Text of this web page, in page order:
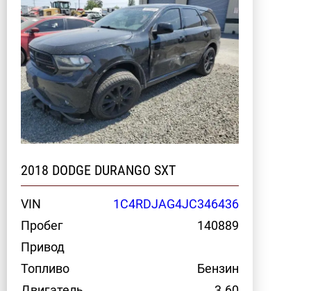
2018 DODGE DURANGO SXT
VIN
1C4RDJAG4JC346436
Пробег
140889
Привод
Топливо
Бензин